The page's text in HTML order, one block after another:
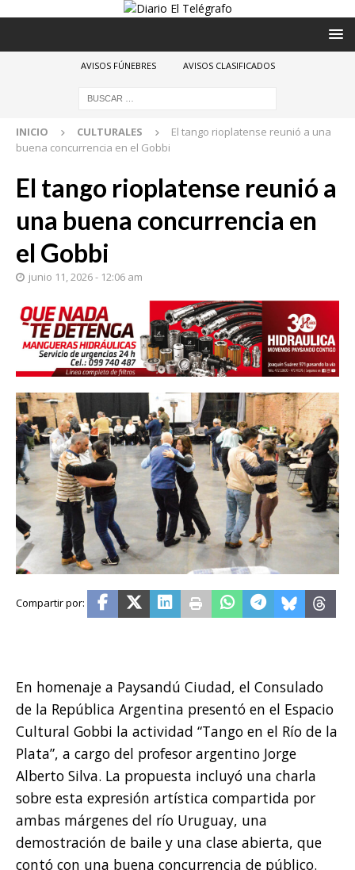
AVISOS FÚNEBRES AVISOS CLASIFICADOS
INICIO CULTURALES
El tango rioplatense reunió a una
buena concurrencia en el Gobbi
El tango rioplatense reunió a
una buena concurrencia en
el Gobbi
junio 11, 2026 - 12:06 am
En homenaje a Paysandú Ciudad, el Consulado
de la República Argentina presentó en el Espacio
Cultural Gobbi la actividad “Tango en el Río de la
Plata”, a cargo del profesor argentino Jorge
Alberto Silva. La propuesta incluyó una charla
sobre esta expresión artística compartida por
ambas márgenes del río Uruguay, una
demostración de baile y una clase abierta, que
contó con una buena concurrencia de público.